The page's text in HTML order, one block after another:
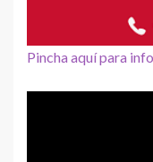
Pincha aquí para